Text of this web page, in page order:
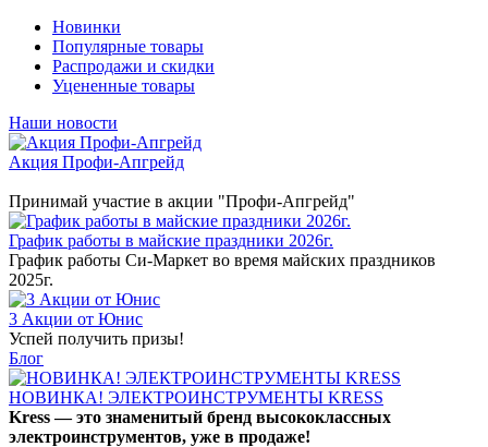
Новинки
Популярные товары
Распродажи и скидки
Уцененные товары
Наши новости
Акция Профи-Апгрейд
Принимай участие в акции "Профи-Апгрейд"
График работы в майские праздники 2026г.
График работы Си-Маркет во время майских праздников
2025г.
3 Акции от Юнис
Успей получить призы!
Блог
НОВИНКА! ЭЛЕКТРОИНСТРУМЕНТЫ KRESS
Kress — это знаменитый бренд высококлассных
электроинструментов, уже в продаже!